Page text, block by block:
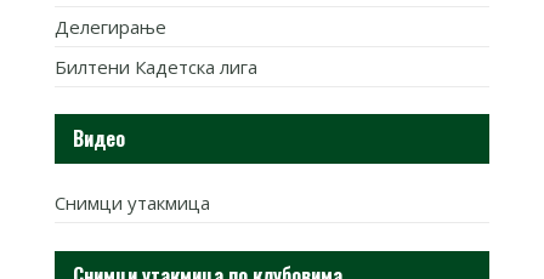
Делегирање
Билтени Кадетска лига
Видео
Снимци утакмица